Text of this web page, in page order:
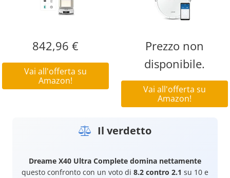
842,96 €
Vai all'offerta su
Amazon!
Prezzo non
disponibile.
Vai all'offerta su
Amazon!
Il verdetto
Dreame X40 Ultra Complete domina nettamente
questo confronto con un voto di 8.2 contro 2.1 su 10 e